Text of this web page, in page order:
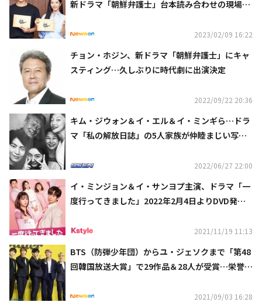
新ドラマ「朝鮮弁護士」台本読み合わせの現場を
2023/02/09 16:22
チョン・ホジン、新ドラマ「朝鮮弁護士」にキャ
スティング…久しぶりに時代劇に出演決定
2022/09/22 20:36
キム・ジウォン＆イ・エル＆イ・ミンギら…ドラ
マ「私の解放日誌」の5人家族が仲睦まじい写真
2022/06/27 22:00
イ・ミンジョン＆イ・サンヨプ主演、ドラマ「一
度行ってきました」2022年2月4日よりDVD発売
2021/11/19 11:13
BTS（防弾少年団）からユ・ジェソクまで「第48
回韓国放送大賞」で29作品＆28人が受賞…栄誉の
2021/09/03 16:28